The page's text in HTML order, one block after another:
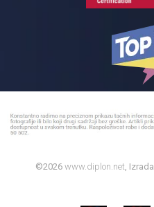
©2026 www.diplon.net, Izrada